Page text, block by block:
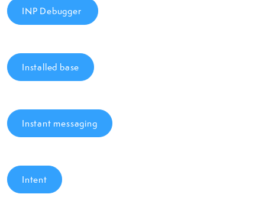
INP Debugger
Installed base
Instant messaging
Intent